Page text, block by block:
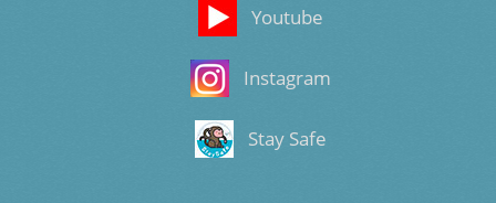
Youtube
Instagram
Stay Safe